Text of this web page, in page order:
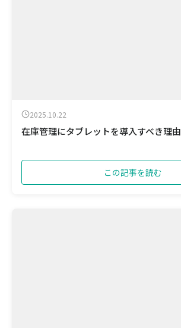
2025.10.22
在庫管理にタブレットを導入すべき理由
この記事を読む